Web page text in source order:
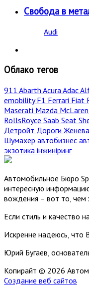
Свобода в
Audi
Облако тегов
911 Abarth AcuraAdac
emobilityF1 Ferrari Fiat
Maserati Mazda McLaren
RollsRoyce Saab Seat
Детройт Дороги Женева
Шумахер автобизнес
экзотика інжиніринг
Автомобильное Бюро
интересную
вождения – вот то,
Если стиль и качество
Искренне надеюсь, что
Юрий Бугаев,
Копирайт © 2026
Создание веб сайтов